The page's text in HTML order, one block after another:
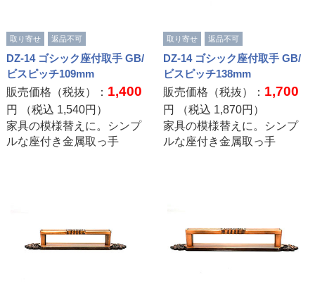
取り寄せ 返品不可
DZ-14 ゴシック座付取手 GB/
ビスピッチ109mm
販売価格（税抜）： 1,400
円 （税込 1,540円）
家具の模様替えに。シンプ
ルな座付き金属取っ手
取り寄せ 返品不可
DZ-14 ゴシック座付取手 GB/
ビスピッチ138mm
販売価格（税抜）： 1,700
円 （税込 1,870円）
家具の模様替えに。シンプ
ルな座付き金属取っ手